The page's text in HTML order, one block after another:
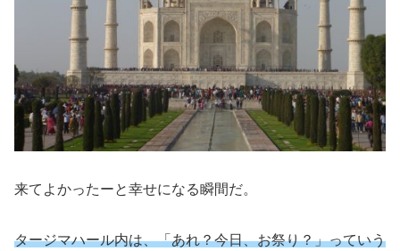
来てよかったーと幸せになる瞬間だ。
タージマハール内は、「あれ？今日、お祭り？」っていう